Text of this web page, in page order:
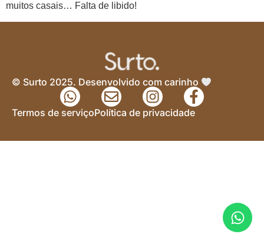
muitos casais… Falta de libido!
© Surto 2025. Desenvolvido com carinho
Termos de serviçoPolítica de privacidade